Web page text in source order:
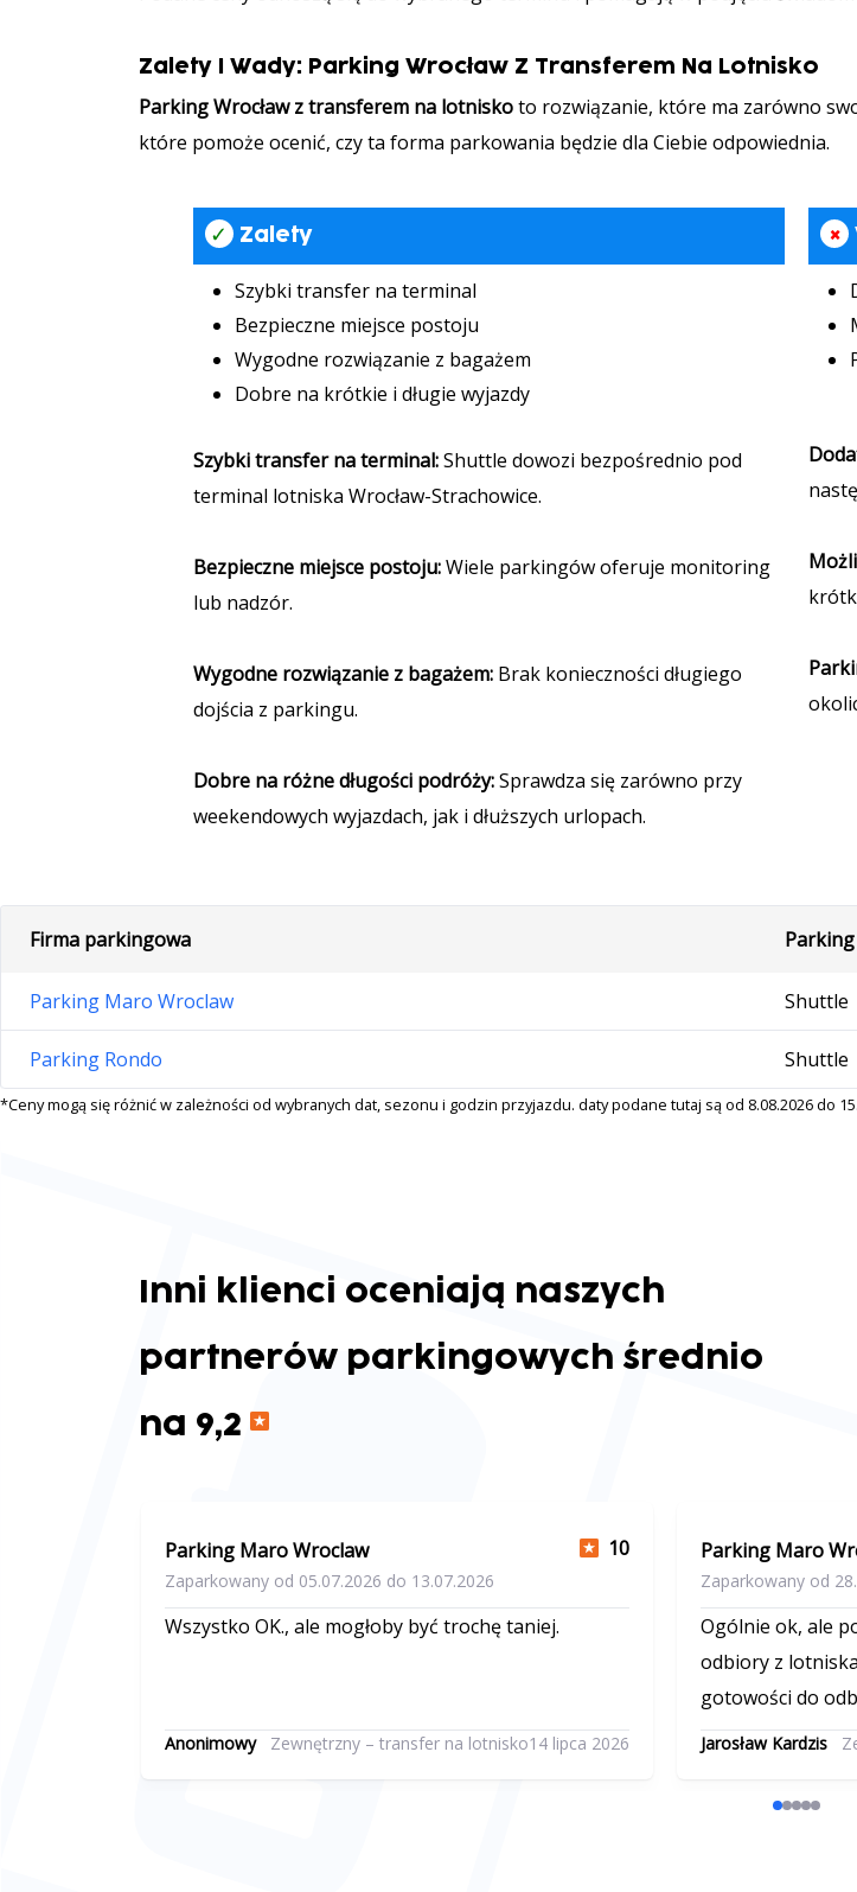
Zalety I Wady: Parking Wrocław Z Transferem Na Lotnisko
Parking Wrocław z transferem na lotniskoto rozwiązanie, które ma zarówno
które pomoże ocenić, czy ta forma parkowania będzie dla Ciebie odpowiednia.
✓ Zalety
Szybki transfer na terminal
Bezpieczne miejsce postoju
Wygodne rozwiązanie z bagażem
Dobre na krótkie i długie wyjazdy
Szybki transfer na terminal:Shuttle dowozi bezpośrednio pod
terminal lotniska Wrocław-Strachowice.
Bezpieczne miejsce postoju:Wiele parkingów oferuje monitoring
lub nadzór.
Wygodne rozwiązanie z bagażem:Brak konieczności długiego
dojścia z parkingu.
Dobre na różne długości podróży:Sprawdza się zarówno przy
weekendowych wyjazdach, jak i dłuższych urlopach.
×
Firma parkingowa Parking
Parking Maro Wroclaw Shuttle
Parking Rondo Shuttle
*Ceny mogą się różnić w zależności od wybranych dat, sezonu i godzin przyjazdu. daty podane tutaj są od 8.08.2026 do
Inni klienci oceniają naszych
partnerów parkingowych średnio
na 9,2
Parking Maro Wroclaw 10
Zaparkowany od 05.07.2026 do 13.07.2026
Wszystko OK., ale mogłoby być trochę taniej.
Anonimowy Zewnętrzny – transfer na lotnisko14 lipca 2026
Parking Maro
Zaparkowany od
Ogólnie ok, ale
odbiory z
gotowości do
się na
Jarosław Kardzis